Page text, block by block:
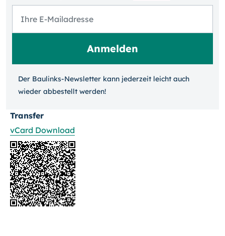
Der Baulinks-Newsletter kann jeder­zeit leicht auch
wieder ab­bestellt werden!
Transfer
vCard Download